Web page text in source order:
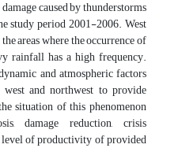
caused by thunderstorms
study period 2001-2006. West
areas where the occurrence of
rainfall has a high frequency.
and atmospheric factors
and northwest to provide
situation of this phenomenon
damage reduction, crisis
level of productivity of provided